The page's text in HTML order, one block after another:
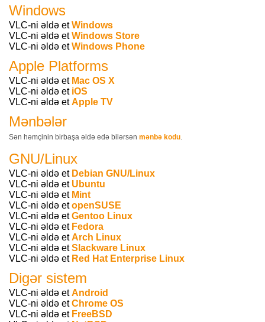
Windows
VLC-ni əldə etWindows
VLC-ni əldə etWindows Store
VLC-ni əldə etWindows Phone
Apple Platforms
VLC-ni əldə et Mac OS X
VLC-ni əldə et iOS
VLC-ni əldə etApple TV
Mənbələr
Sən həmçinin birbaşa əldə edə bilərsən mənbə kodu.
GNU/Linux
VLC-ni əldə et Debian GNU/Linux
VLC-ni əldə et Ubuntu
VLC-ni əldə et Mint
VLC-ni əldə etopenSUSE
VLC-ni əldə etGentoo Linux
VLC-ni əldə et Fedora
VLC-ni əldə etArch Linux
VLC-ni əldə etSlackware Linux
VLC-ni əldə et Red Hat Enterprise Linux
Digər sistem
VLC-ni əldə etAndroid
VLC-ni əldə etChrome OS
VLC-ni əldə et FreeBSD